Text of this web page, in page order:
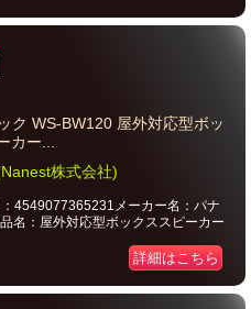
ク WS-BW120 屋外対応型ボッ
カー...
株式会社)
4549077365231メーカー名：パナ
名：屋外対応型ボックススピーカー
詳細はこちら